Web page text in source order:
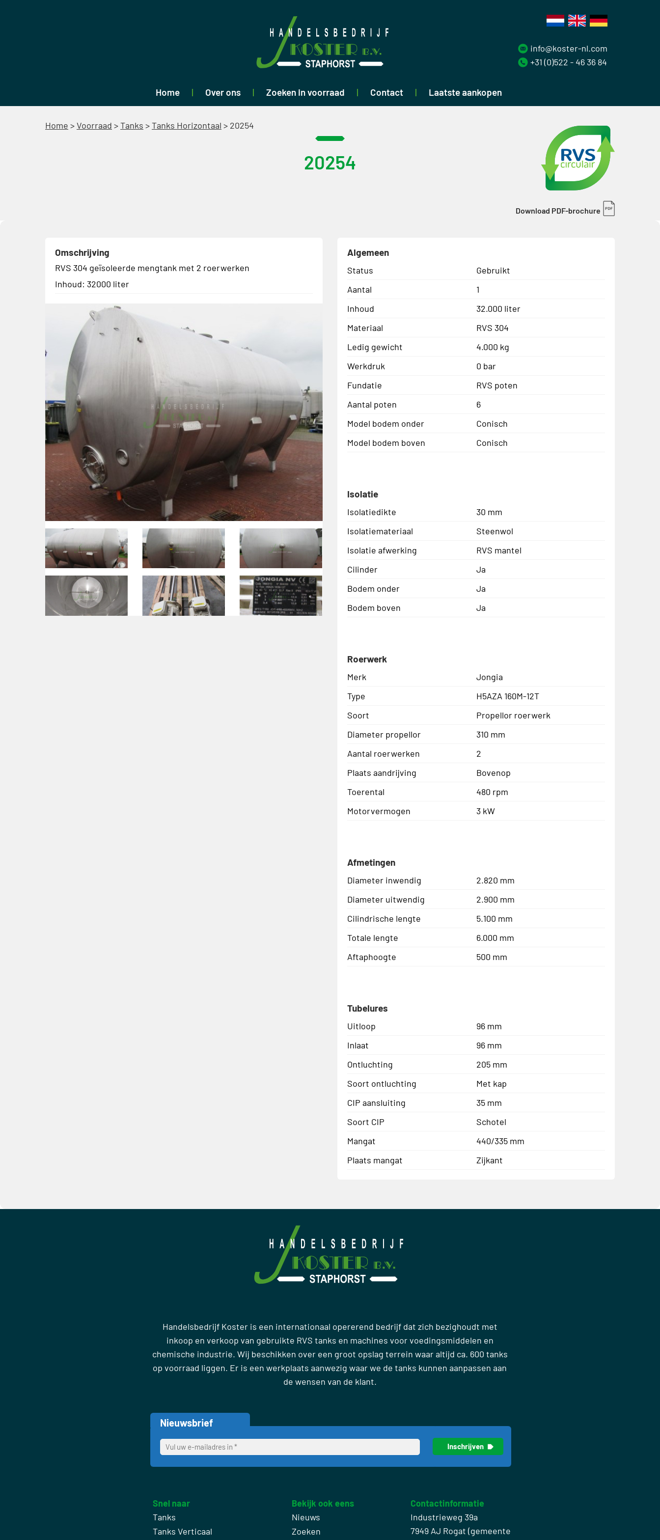
Home Over ons Zoeken in voorraad Contact Laatste aankopen
info@koster-nl.com
+31 (0)522 - 46 36 84
Home >Voorraad >Tanks >Tanks Horizontaal > 20254
20254
Download PDF-brochure
Omschrijving
RVS 304 geïsoleerde mengtank met 2 roerwerken
Inhoud: 32000 liter
Algemeen
Status
Gebruikt
Aantal
1
Inhoud
32.000 liter
Materiaal
RVS 304
Ledig gewicht
4.000 kg
Werkdruk
0 bar
Fundatie
RVS poten
Aantal poten
6
Model bodem onder
Conisch
Model bodem boven
Conisch
Isolatie
Isolatiedikte
30 mm
Isolatiemateriaal
Steenwol
Isolatie afwerking
RVS mantel
Cilinder
Ja
Bodem onder
Ja
Bodem boven
Ja
Roerwerk
Merk
Jongia
Type
H5AZA 160M-12T
Soort
Propellor roerwerk
Diameter propellor
310 mm
Aantal roerwerken
2
Plaats aandrijving
Bovenop
Toerental
480 rpm
Motorvermogen
3 kW
Afmetingen
Diameter inwendig
2.820 mm
Diameter uitwendig
2.900 mm
Cilindrische lengte
5.100 mm
Totale lengte
6.000 mm
Aftaphoogte
500 mm
Tubelures
Uitloop
96 mm
Inlaat
96 mm
Ontluchting
205 mm
Soort ontluchting
Met kap
CIP aansluiting
35 mm
Soort CIP
Schotel
Mangat
440/335 mm
Plaats mangat
Zijkant
Handelsbedrijf Koster is een internationaal opererend bedrijf dat zich bezighoudt met
inkoop en verkoop van gebruikte RVS tanks en machines voor voedingsmiddelen en
chemische industrie. Wij beschikken over een groot opslag terrein waar altijd ca. 600 tanks
op voorraad liggen. Er is een werkplaats aanwezig waar we de tanks kunnen aanpassen aan
de wensen van de klant.
Nieuwsbrief
Snel naar
Tanks
Tanks Verticaal
Bekijk ook eens
Nieuws
Zoeken
Contactinformatie
Industrieweg 39a
7949 AJ Rogat (gemeente